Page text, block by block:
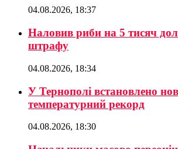
04.08.2026, 18:37
Наловив риби на 5 тисяч
штрафу
04.08.2026, 18:34
У Тернополі встановлено
температурний рекорд
04.08.2026, 18:30